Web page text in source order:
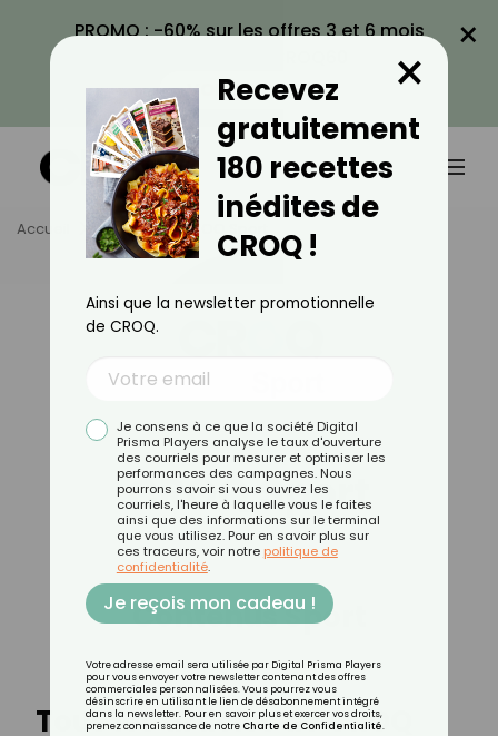
PROMO : -60% sur les offres 3 et 6 mois
VOIR LA PROMO
×
Accueil Auteurs CROQ Sport
CROQ Sport
Contenus Sport
Tous les articles de CROQ
Recevez
gratuitement
180 recettes
inédites de
CROQ !
×
Ainsi que la newsletter promotionnelle
de CROQ.
Je consens à ce que la société Digital
Prisma Players analyse le taux d'ouverture
des courriels pour mesurer et optimiser les
performances des campagnes. Nous
pourrons savoir si vous ouvrez les
courriels, l'heure à laquelle vous le faites
ainsi que des informations sur le terminal
que vous utilisez. Pour en savoir plus sur
ces traceurs, voir notre politique de
confidentialité.
Je reçois mon cadeau !
Votre adresse email sera utilisée par Digital Prisma Players
pour vous envoyer votre newsletter contenant des offres
commerciales personnalisées. Vous pourrez vous
désinscrire en utilisant le lien de désabonnement intégré
dans la newsletter. Pour en savoir plus et exercer vos droits,
prenez connaissance de notre Charte de Confidentialité.